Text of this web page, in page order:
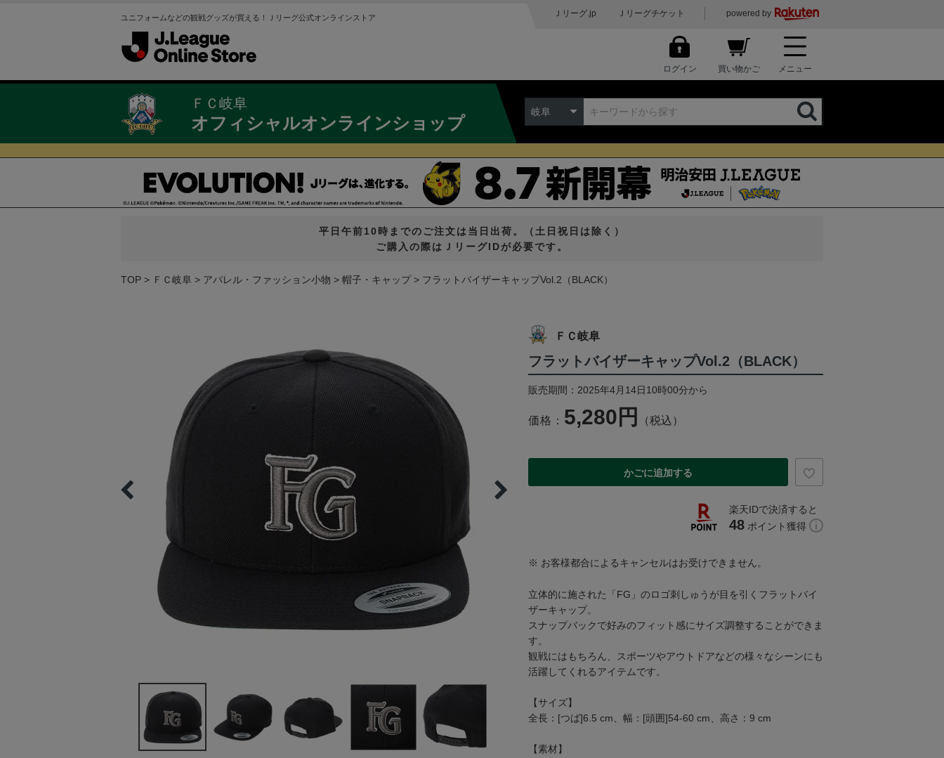
ユニフォームなどの観戦グッズが買える！Ｊリーグ公式オンラインストア Ｊリーグ.jp Ｊリーグチケット powered by
ログイン 買い物かご メニュー
ＦＣ岐阜
オフィシャルオンラインショップ
岐阜
平日午前10時までのご注文は当日出荷。（土日祝日は除く）
ご購入の際はＪリーグIDが必要です。
TOP ＦＣ岐阜 アパレル・ファッション小物 帽子・キャップ フラットバイザーキャップVol.2（BLACK）
ＦＣ岐阜
フラットバイザーキャップVol.2（BLACK）
販売期間：2025年4月14日10時00分から
価格： 5,280円 （税込）
かごに追加する
楽天IDで決済すると
48 ポイント獲得
※ お客様都合によるキャンセルはお受けできません。
立体的に施された「FG」のロゴ刺しゅうが目を引くフラットバイ
ザーキャップ。
スナップバックで好みのフィット感にサイズ調整することができま
す。
観戦にはもちろん、スポーツやアウトドアなどの様々なシーンにも
活躍してくれるアイテムです。
【サイズ】
全長：[つば]6.5 cm、幅：[頭囲]54-60 cm、高さ：9 cm
【素材】